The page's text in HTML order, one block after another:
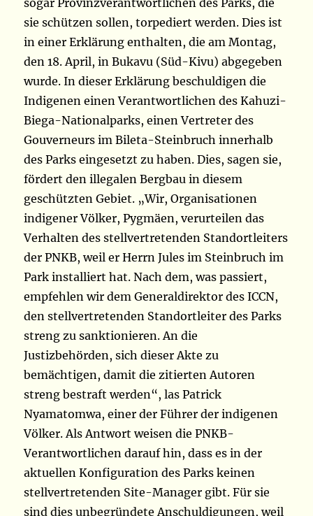
sogar Provinzverantwortlichen des Parks, die
sie schützen sollen, torpediert werden. Dies ist
in einer Erklärung enthalten, die am Montag,
den 18. April, in Bukavu (Süd-Kivu) abgegeben
wurde. In dieser Erklärung beschuldigen die
Indigenen einen Verantwortlichen des Kahuzi-
Biega-Nationalparks, einen Vertreter des
Gouverneurs im Bileta-Steinbruch innerhalb
des Parks eingesetzt zu haben. Dies, sagen sie,
fördert den illegalen Bergbau in diesem
geschützten Gebiet. „Wir, Organisationen
indigener Völker, Pygmäen, verurteilen das
Verhalten des stellvertretenden Standortleiters
der PNKB, weil er Herrn Jules im Steinbruch im
Park installiert hat. Nach dem, was passiert,
empfehlen wir dem Generaldirektor des ICCN,
den stellvertretenden Standortleiter des Parks
streng zu sanktionieren. An die
Justizbehörden, sich dieser Akte zu
bemächtigen, damit die zitierten Autoren
streng bestraft werden“, las Patrick
Nyamatomwa, einer der Führer der indigenen
Völker. Als Antwort weisen die PNKB-
Verantwortlichen darauf hin, dass es in der
aktuellen Konfiguration des Parks keinen
stellvertretenden Site-Manager gibt. Für sie
sind dies unbegründete Anschuldigungen, weil